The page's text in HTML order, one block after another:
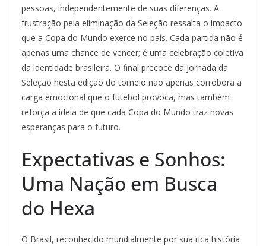
pessoas, independentemente de suas diferenças. A
frustração pela eliminação da Seleção ressalta o impacto
que a Copa do Mundo exerce no país. Cada partida não é
apenas uma chance de vencer; é uma celebração coletiva
da identidade brasileira. O final precoce da jornada da
Seleção nesta edição do torneio não apenas corrobora a
carga emocional que o futebol provoca, mas também
reforça a ideia de que cada Copa do Mundo traz novas
esperanças para o futuro.
Expectativas e Sonhos:
Uma Nação em Busca
do Hexa
O Brasil, reconhecido mundialmente por sua rica história